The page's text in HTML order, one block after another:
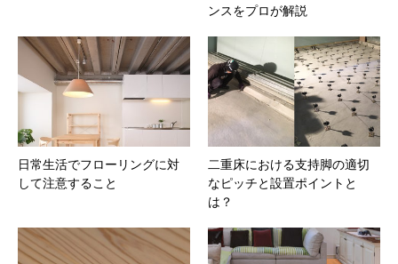
ンスをプロが解説
日常生活でフローリングに対
して注意すること
二重床における支持脚の適切
なピッチと設置ポイントと
は？